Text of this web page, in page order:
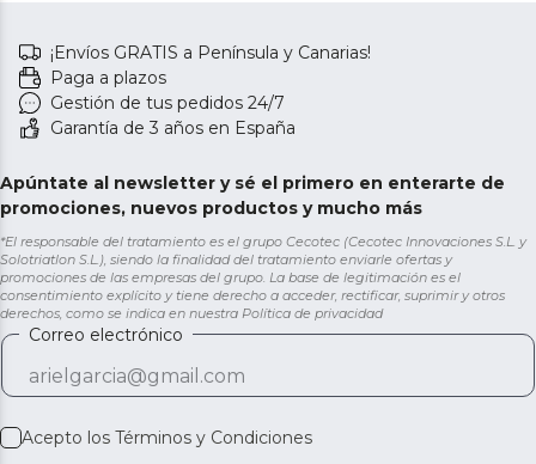
¡Envíos GRATIS a Península y Canarias!
Paga a plazos
Gestión de tus pedidos 24/7
Garantía de 3 años en España
Apúntate al newsletter y sé el primero en enterarte de
promociones, nuevos productos y mucho más
*El responsable del tratamiento es el grupo Cecotec (Cecotec Innovaciones S.L. y
Solotriatlon S.L.), siendo la finalidad del tratamiento enviarle ofertas y
promociones de las empresas del grupo. La base de legitimación es el
consentimiento explícito y tiene derecho a acceder, rectificar, suprimir y otros
derechos, como se indica en nuestra Política de privacidad
Correo electrónico
Acepto los Términos y Condiciones